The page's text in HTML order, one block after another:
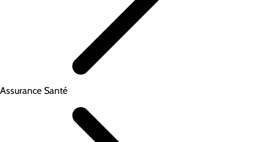
Assurance Santé